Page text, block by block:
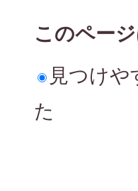
このペー
見つけや
た